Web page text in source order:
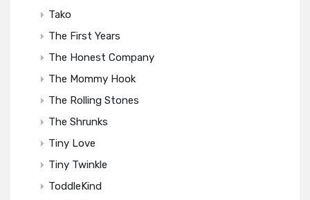
Tako
The First Years
The Honest Company
The Mommy Hook
The Rolling Stones
The Shrunks
Tiny Love
Tiny Twinkle
ToddleKind